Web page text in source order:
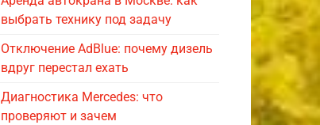
выбрать технику под задачу
Отключение AdBlue: почему дизель
вдруг перестал ехать
Диагностика Mercedes: что
проверяют и зачем